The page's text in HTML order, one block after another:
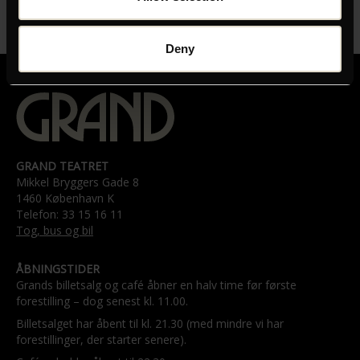
Deny
GRAND TEATRET
Mikkel Bryggers Gade 8
1460 København K
Telefon: 33 15 16 11
Tog, bus og bil
ÅBNINGSTIDER
Grands billetsalg og café åbner en halv time før første
forestilling – dog senest kl. 11.00.
Billetsalget har åbent til kl. 21.30 (med mindre vi har
forestillinger, der starter senere).